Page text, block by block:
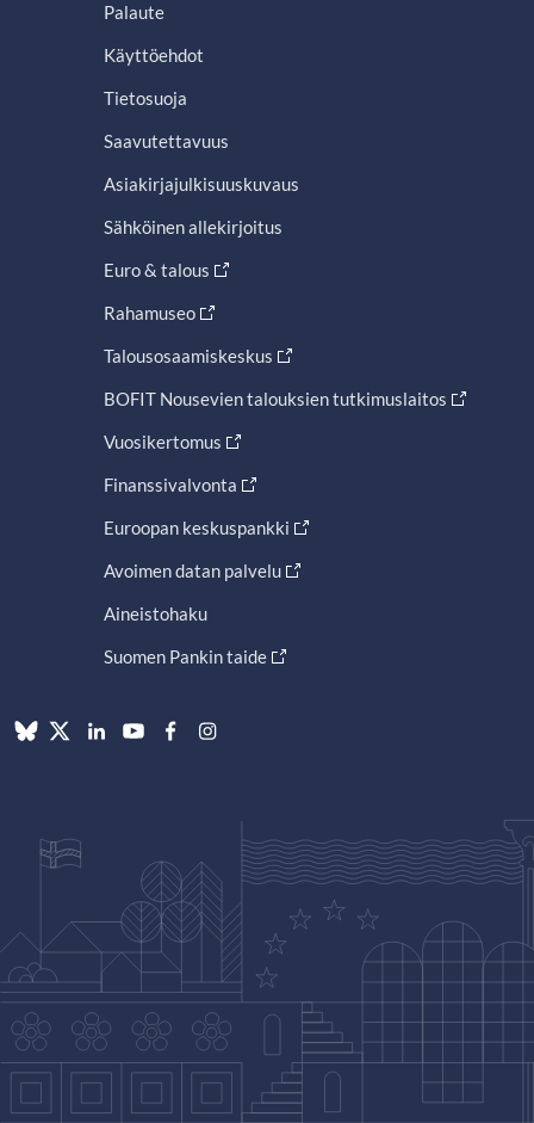
Palaute
Käyttöehdot
Tietosuoja
Saavutettavuus
Asiakirjajulkisuuskuvaus
Sähköinen allekirjoitus
Euro & talous
Rahamuseo
Talousosaamiskeskus
BOFIT Nousevien talouksien tutkimuslaitos
Vuosikertomus
Finanssivalvonta
Euroopan keskuspankki
Avoimen datan palvelu
Aineistohaku
Suomen Pankin taide